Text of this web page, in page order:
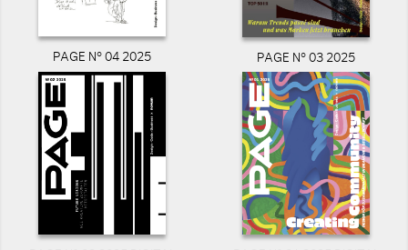
PAGE N° 04 2025 PAGE N° 03 2025